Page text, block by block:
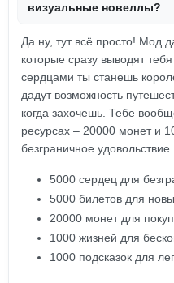
визуальные новеллы?
Да ну, тут всё просто! Мод
которые сразу выводят
сердцами ты станешь
дадут возможность
когда захочешь. Тебе
ресурсах – 20000 монет и
безграничное удовольствие.
5000 сердец для
5000 билетов для
20000 монет для
1000 жизней для
1000 подсказок для